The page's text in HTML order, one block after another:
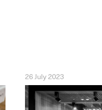
26 July 2023